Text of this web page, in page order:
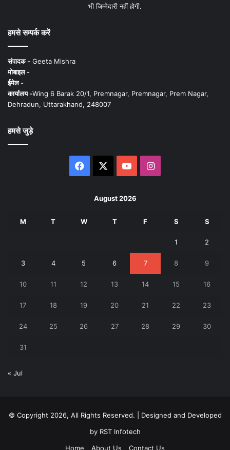
भी जिम्मेदारी नहीं होगी.
हमसे सम्पर्क करें
संपादक - Geeta Mishra
मोबाइल -
ईमेल -
कार्यालय -Wing 6 Barak 20/1, Premnagar, Premnagar, Prem Nagar,
Dehradun, Uttarakhand, 248007
हमसे जुड़े
Facebook YouTubeInstagram
August 2026
M T W T F S S
1 2
3 4 5 6 7 8 9
10 11 12 13 14 15 16
17 18 19 20 21 22 23
24 25 26 27 28 29 30
31
« Jul
© Copyright 2026, All Rights Reserved. | Designed and Developed
byRST Infotech
Home
About Us Contact Us